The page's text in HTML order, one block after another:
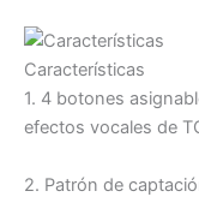
Características
1. 4 botones
efectos vocales de
2. Patrón de